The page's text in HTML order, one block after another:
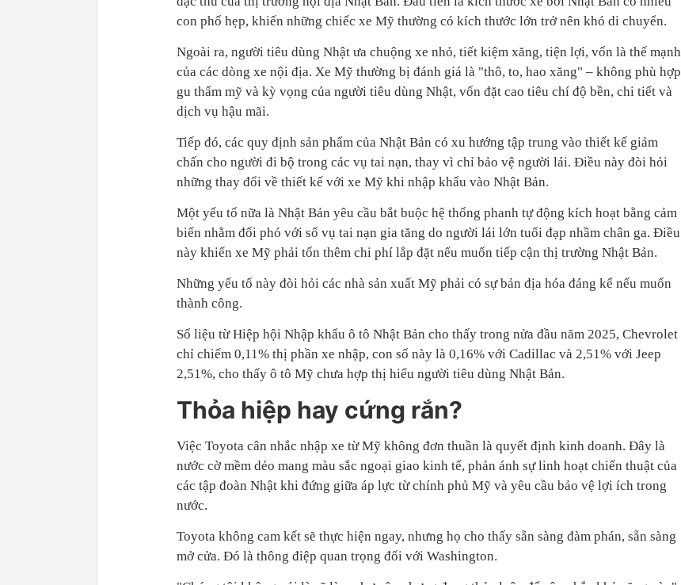
con phố hẹp, khiến những chiếc xe Mỹ thường có kích thước lớn trở nên khó di chuyển.
Ngoài ra, người tiêu dùng Nhật ưa chuộng xe nhỏ, tiết kiệm xăng, tiện lợi, vốn là thế mạnh
của các dòng xe nội địa. Xe Mỹ thường bị đánh giá là "thô, to, hao xăng" – không phù hợp
gu thẩm mỹ và kỳ vọng của người tiêu dùng Nhật, vốn đặt cao tiêu chí độ bền, chi tiết và
dịch vụ hậu mãi.
Tiếp đó, các quy định sản phẩm của Nhật Bản có xu hướng tập trung vào thiết kế giảm
chấn cho người đi bộ trong các vụ tai nạn, thay vì chỉ bảo vệ người lái. Điều này đòi hỏi
những thay đổi về thiết kế với xe Mỹ khi nhập khẩu vào Nhật Bản.
Một yếu tố nữa là Nhật Bản yêu cầu bắt buộc hệ thống phanh tự động kích hoạt bằng cảm
biến nhằm đối phó với số vụ tai nạn gia tăng do người lái lớn tuổi đạp nhầm chân ga. Điều
này khiến xe Mỹ phải tốn thêm chi phí lắp đặt nếu muốn tiếp cận thị trường Nhật Bản.
Những yếu tố này đòi hỏi các nhà sản xuất Mỹ phải có sự bản địa hóa đáng kể nếu muốn
thành công.
Số liệu từ Hiệp hội Nhập khẩu ô tô Nhật Bản cho thấy trong nửa đầu năm 2025, Chevrolet
chỉ chiếm 0,11% thị phần xe nhập, con số này là 0,16% với Cadillac và 2,51% với Jeep
2,51%, cho thấy ô tô Mỹ chưa hợp thị hiếu người tiêu dùng Nhật Bản.
Thỏa hiệp hay cứng rắn?
Việc Toyota cân nhắc nhập xe từ Mỹ không đơn thuần là quyết định kinh doanh. Đây là
nước cờ mềm dẻo mang màu sắc ngoại giao kinh tế, phản ánh sự linh hoạt chiến thuật của
các tập đoàn Nhật khi đứng giữa áp lực từ chính phủ Mỹ và yêu cầu bảo vệ lợi ích trong
nước.
Toyota không cam kết sẽ thực hiện ngay, nhưng họ cho thấy sẵn sàng đàm phán, sẵn sàng
mở cửa. Đó là thông điệp quan trọng đối với Washington.